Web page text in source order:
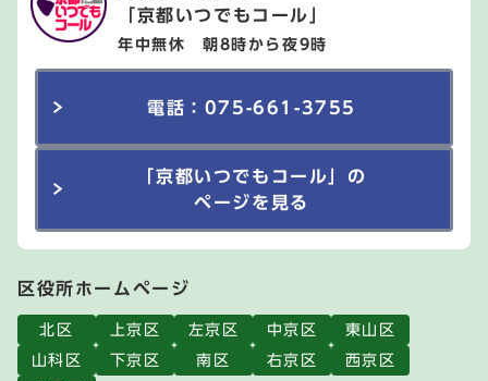
「京都いつでもコール」
年中無休 朝8時から夜9時
電話：075-661-3755
「京都いつでもコール」の
ページを見る
区役所ホームページ
北区 上京区 左京区 中京区
東山区
山科区
下京区 南区 右京区
西京区